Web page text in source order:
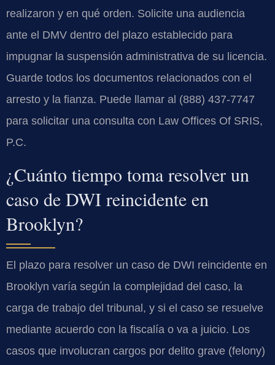
realizaron y en qué orden. Solicite una audiencia
ante el DMV dentro del plazo establecido para
impugnar la suspensión administrativa de su licencia.
Guarde todos los documentos relacionados con el
arresto y la fianza. Puede llamar al (888) 437-7747
para solicitar una consulta con Law Offices Of SRIS,
P.C.
¿Cuánto tiempo toma resolver un
caso de DWI reincidente en
Brooklyn?
El plazo para resolver un caso de DWI reincidente en
Brooklyn varía según la complejidad del caso, la
carga de trabajo del tribunal, y si el caso se resuelve
mediante acuerdo con la fiscalía o va a juicio. Los
casos que involucran cargos por delito grave (felony)